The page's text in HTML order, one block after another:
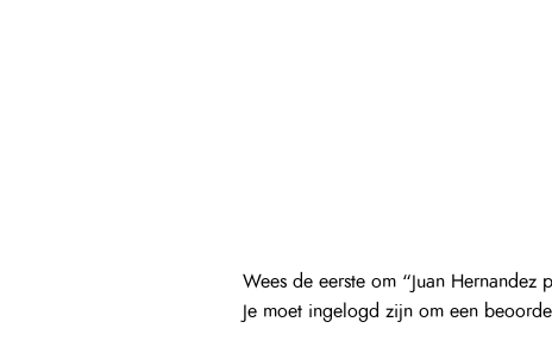
Wees de eerste om “Juan
Je moet ingelogd zijnom een